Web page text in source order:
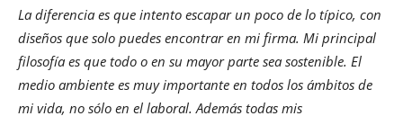
La diferencia es que intento escapar un poco de lo típico, con
diseños que solo puedes encontrar en mi firma. Mi principal
filosofía es que todo o en su mayor parte sea sostenible. El
medio ambiente es muy importante en todos los ámbitos de
mi vida, no sólo en el laboral. Además todas mis